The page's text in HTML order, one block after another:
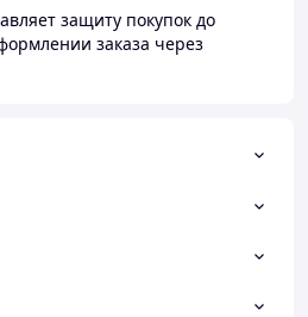
защиту покупок до
заказа через